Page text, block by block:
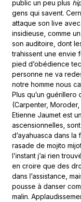
public un peu plus
gens qui savent.
attaque son live
insidieuse, comme
son auditoire, dont
trahissent une envie
pied d’obédience
personne ne va
notre homme nous
Plus qu’un
(Carpenter, Moroder,
Etienne Jaumet est
ascensionnelles,
d’ayahuasca dans
rasade de mojito
l’instant j’ai rien
en croire que des
dans l’assistance,
pousse à danser
malin.